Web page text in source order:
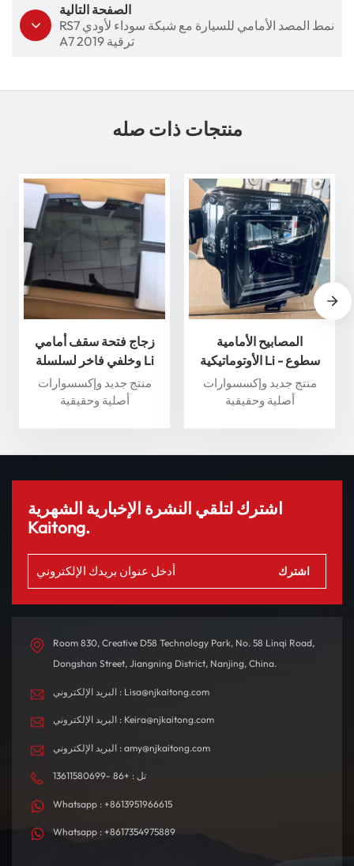
الصفحة التالية
RS7 نمط المصد الأمامي للسيارة مع شبكة سوداء لأودي
A7 2019 ترقية
منتجات ذات صله
زجاج فتحة سقف أمامي
وخلفي فاخر لسلسلة Li
Auto L - عزز تجربة القيادة
الخاصة بك
منتج جديد وإكسسوارات
أصلية وحقيقية
المصابيح الأمامية
الأوتوماتيكية Li - سطوع
وأداء فائقان لسلامة قصوى
منتج جديد وإكسسوارات
أصلية وحقيقية
اشترك لتلقي النشرة الإخبارية الشهرية
Kaitong.
Room 830, Creative D58 Technology Park, No. 58 Linqi Road,
Dongshan Street, Jiangning District, Nanjing, China.
البريد الإلكتروني : Lisa@njkaitong.com
البريد الإلكتروني : Keira@njkaitong.com
البريد الإلكتروني : amy@njkaitong.com
تل : +86 -13611580699
Whatsapp : +8613951966615
Whatsapp : +8617354975889